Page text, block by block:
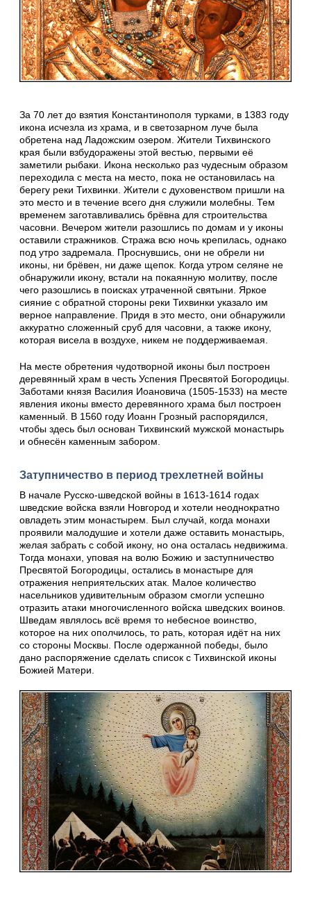
За 70 лет до взятия Константинополя турками, в 1383 году
икона исчезла из храма, и в светозарном луче была
обретена над Ладожским озером. Жители Тихвинского
края были взбудоражены этой вестью, первыми её
заметили рыбаки. Икона несколько раз чудесным образом
переходила с места на место, пока не остановилась на
берегу реки Тихвинки. Жители с духовенством пришли на
это место и в течение всего дня служили молебны. Тем
временем заготавливались брёвна для строительства
часовни. Вечером жители разошлись по домам и у иконы
оставили стражников. Стража всю ночь крепилась, однако
под утро задремала. Проснувшись, они не обрели ни
иконы, ни брёвен, ни даже щепок. Когда утром селяне не
обнаружили икону, встали на покаянную молитву, после
чего разошлись в поисках утраченной святыни. Яркое
сияние с обратной стороны реки Тихвинки указало им
верное направление. Придя в это место, они обнаружили
аккуратно сложенный сруб для часовни, а также икону,
которая висела в воздухе, никем не поддерживаемая.
На месте обретения чудотворной иконы был построен
деревянный храм в честь Успения Пресвятой Богородицы.
Заботами князя Василия Иоановича (1505-1533) на месте
явления иконы вместо деревянного храма был построен
каменный. В 1560 году Иоанн Грозный распорядился,
чтобы здесь был основан Тихвинский мужской монастырь
и обнесён каменным забором.
Затупничество в период трехлетней войны
В начале Русско-шведской войны в 1613-1614 годах
шведские войска взяли Новгород и хотели неоднократно
овладеть этим монастырем. Был случай, когда монахи
проявили малодушие и хотели даже оставить монастырь,
желая забрать с собой икону, но она осталась недвижима.
Тогда монахи, уповая на волю Божию и заступничество
Пресвятой Богородицы, остались в монастыре для
отражения неприятельских атак. Малое количество
насельников удивительным образом смогли успешно
отразить атаки многочисленного войска шведских воинов.
Шведам являлось всё время то небесное воинство,
которое на них ополчилось, то рать, которая идёт на них
со стороны Москвы. После одержанной победы, было
дано распоряжение сделать список с Тихвинской иконы
Божией Матери.